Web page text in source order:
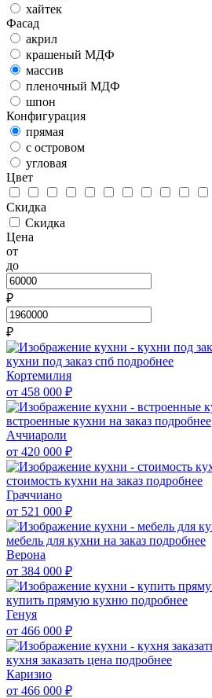
хайтек
Фасад
акрил
крашеный МДФ
массив
пленочный МДФ
шпон
Конфигурация
прямая
с островом
угловая
Цвет
Скидка
Скидка
Цена
от
до
₽
₽
кухни под заказ спб подробнее
Кортемилия
от 458 000 ₽
встроенные кухни на заказ подробнее
Аччиароли
от 420 000 ₽
стоимость кухни на заказ подробнее
Граччиано
от 521 000 ₽
мебель для кухни на заказ подробнее
Верона
от 384 000 ₽
купить прямую кухню подробнее
Генуя
от 466 000 ₽
кухня заказать цена подробнее
Каризио
от 466 000 ₽